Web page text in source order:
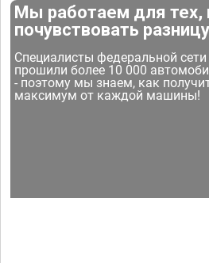
Мы работаем для
почувствовать
Специалисты федеральной
прошили более 10 000
- поэтому мы знаем, как
максимум от каждой машины!